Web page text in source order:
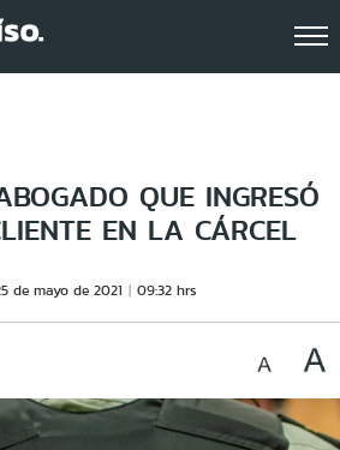
QUE INGRESÓ
EN LA CÁRCEL
de mayo de 2021 09:32 hrs